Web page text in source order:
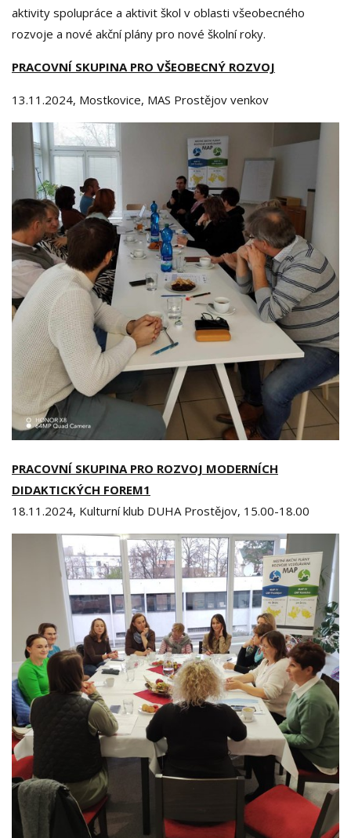
aktivity spolupráce a aktivit škol v oblasti všeobecného
rozvoje a nové akční plány pro nové školní roky.
PRACOVNÍ SKUPINA PRO VŠEOBECNÝ ROZVOJ
13.11.2024, Mostkovice, MAS Prostějov venkov
PRACOVNÍ SKUPINA PRO ROZVOJ MODERNÍCH
DIDAKTICKÝCH FOREM1
18.11.2024, Kulturní klub DUHA Prostějov, 15.00-18.00